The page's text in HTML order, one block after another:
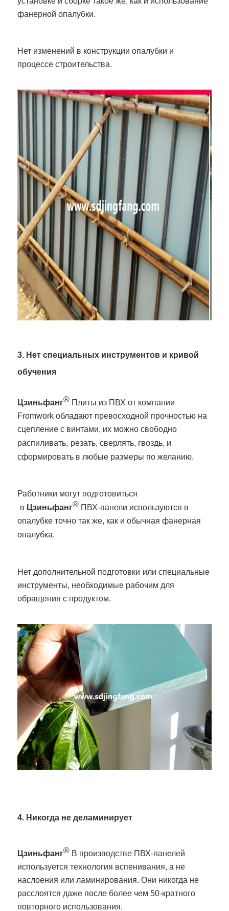
фанерной опалубки.
Нет изменений в конструкции опалубки и
процессе строительства.
3. Нет специальных инструментов и кривой
обучения
Цзиньфанг® Плиты из ПВХ от компании
Fromwork обладают превосходной прочностью на
сцепление с винтами, их можно свободно
распиливать, резать, сверлять, гвоздь, и
сформировать в любые размеры по желанию.
Работники могут подготовиться
в Цзиньфанг® ПВХ-панели используются в
опалубке точно так же, как и обычная фанерная
опалубка.
Нет дополнительной подготовки или специальные
инструменты, необходимые рабочим для
обращения с продуктом.
4. Никогда не деламинирует
Цзиньфанг® В производстве ПВХ-панелей
используется технология вспенивания, а не
наслоения или ламинирования. Они никогда не
расслоятся даже после более чем 50-кратного
повторного использования.